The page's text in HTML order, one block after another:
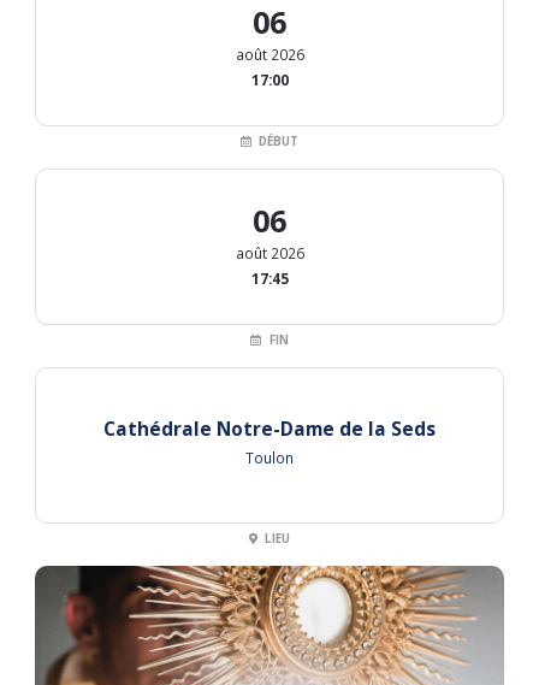
06
août 2026
17:00
DÉBUT
06
août 2026
17:45
FIN
Cathédrale Notre-Dame de la Seds
Toulon
LIEU